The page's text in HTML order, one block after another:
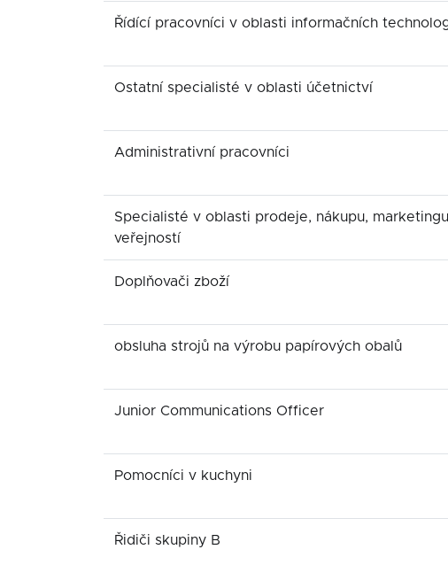
Řídící pracovníci v oblasti informačních
Ostatní specialisté v oblasti účetnictví
Administrativní pracovníci
Specialisté v oblasti prodeje, nákupu,
veřejností
Doplňovači zboží
obsluha strojů na výrobu papírových obalů
Junior Communications Officer
Pomocníci v kuchyni
Řidiči skupiny B